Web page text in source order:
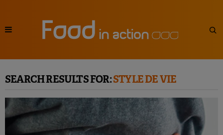
SEARCH RESULTS FOR:STYLE DE VIE